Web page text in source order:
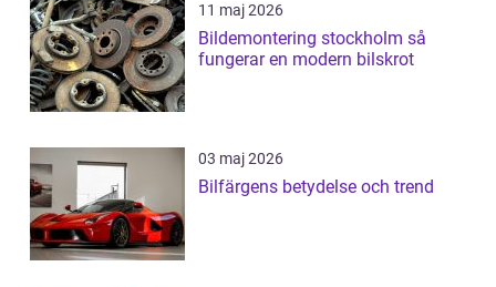
11 maj 2026
Bildemontering stockholm så
fungerar en modern bilskrot
03 maj 2026
Bilfärgens betydelse och trend